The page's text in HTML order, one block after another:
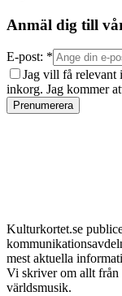
Anmäl dig till
E-post: *
Jag vill få
inkorg. Jag kommer
Prenumerera
Kulturkortet.se
mest aktuella
Vi skriver om allt från
världsmusik.